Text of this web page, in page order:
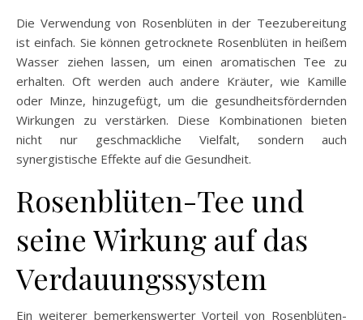
Die Verwendung von Rosenblüten in der Teezubereitung
ist einfach. Sie können getrocknete Rosenblüten in heißem
Wasser ziehen lassen, um einen aromatischen Tee zu
erhalten. Oft werden auch andere Kräuter, wie Kamille
oder Minze, hinzugefügt, um die gesundheitsfördernden
Wirkungen zu verstärken. Diese Kombinationen bieten
nicht nur geschmackliche Vielfalt, sondern auch
synergistische Effekte auf die Gesundheit.
Rosenblüten-Tee und
seine Wirkung auf das
Verdauungssystem
Ein weiterer bemerkenswerter Vorteil von Rosenblüten-